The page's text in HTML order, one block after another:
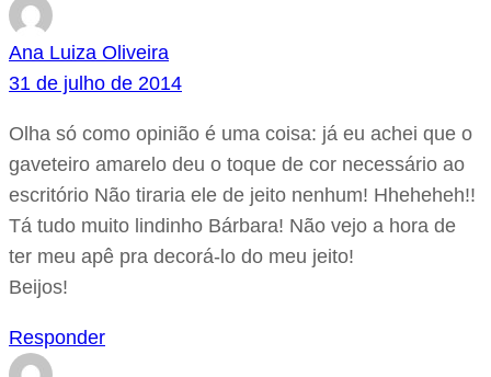
Ana Luiza Oliveira
31 de julho de 2014
Olha só como opinião é uma coisa: já eu achei que o
gaveteiro amarelo deu o toque de cor necessário ao
escritório Não tiraria ele de jeito nenhum! Hheheheh!!
Tá tudo muito lindinho Bárbara! Não vejo a hora de
ter meu apê pra decorá-lo do meu jeito!
Beijos!
Responder